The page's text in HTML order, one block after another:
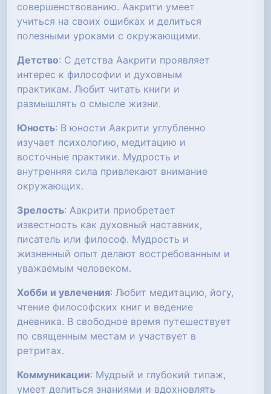
совершенствованию. Аакрити умеет
учиться на своих ошибках и делиться
полезными уроками с окружающими.
Детство: С детства Аакрити проявляет
интерес к философии и духовным
практикам. Любит читать книги и
размышлять о смысле жизни.
Юность: В юности Аакрити углубленно
изучает психологию, медитацию и
восточные практики. Мудрость и
внутренняя сила привлекают внимание
окружающих.
Зрелость: Аакрити приобретает
известность как духовный наставник,
писатель или философ. Мудрость и
жизненный опыт делают востребованным и
уважаемым человеком.
Хобби и увлечения: Любит медитацию, йогу,
чтение философских книг и ведение
дневника. В свободное время путешествует
по священным местам и участвует в
ретритах.
Коммуникации: Мудрый и глубокий типаж,
умеет делиться знаниями и вдохновлять